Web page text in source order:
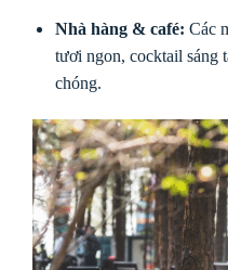
Nhà hàng & café: Các
tươi ngon, cocktail sáng
chóng.